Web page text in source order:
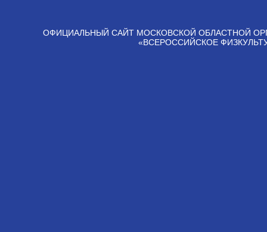
ОФИЦИАЛЬНЫЙ САЙТ МОСКОВСКОЙ ОБЛАСТНОЙ
«ВСЕРОССИЙСКОЕ